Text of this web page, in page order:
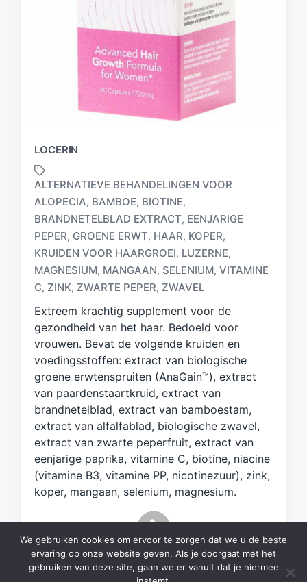
LOCERIN
G
e
t
g
d
m
e
t
ALTERNATIEVE BEHANDELINGEN VOOR
ALOPECIA, BAMBOE, BIOTINE,
BRANDNETELBLAD EXTRACT, EENJARIGE
PEPER, GROENE ERWT, HAAR, KOPER,
KRUIDEN VOOR HAARGROEI, LUZERNE,
MAGNESIUM, MANGAAN, SELENIUM, VITAMINE
C, ZINK, ZWARTE PEPER, ZWAVEL
Extreem krachtig supplement voor de
gezondheid van het haar. Bedoeld voor
vrouwen. Bevat de volgende kruiden en
voedingsstoffen: extract van biologische
groene erwtenspruiten (AnaGain™), extract
van paardenstaartkruid, extract van
brandnetelblad, extract van bamboestam,
extract van alfalfablad, biologische zwavel,
extract van zwarte peperfruit, extract van
eenjarige paprika, vitamine C, biotine, niacine
(vitamine B3, vitamine PP, nicotinezuur), zink,
koper, mangaan, selenium, magnesium.
We gebruiken cookies om ervoor te zorgen dat we u de beste
ervaring op onze website geven. Als je doorgaat met het
gebruiken van deze site, gaan we er vanuit dat je hiermee